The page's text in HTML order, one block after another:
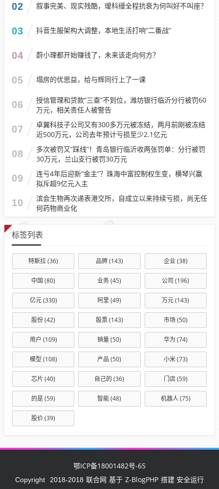
02 叙事完美、现实残酷，瑷科缦全程抗衰为何叫好不叫座？
03 抖音生服架构大调整，本地生活打响“二番战”
04 蔚小理都开始赚钱了，未来该走向何方？
05 塌房的优思益，给与辉同行上了一课
06
授信管理和贷款“三查”不到位，潍坊银行临沂分行被罚60
万元，相关责任人被警告
07
卓翼科技子公司又有300多万元被冻结，两月前刚被冻结
近500万元，公司去年预计亏损至少2.1亿元
08
多次被罚又“踩线”！青岛银行临沂收两张罚单：分行被罚
30万元，兰山支行被罚30万元
09
连亏4年后迎新“金主”？珠海中富控制权生变，横琴兴赢
拟斥超9亿元入主
10
滨会生物再次递表港交所，自成立以来持续亏损，尚无任
何药物商业化
标签列表
特斯拉(36) 品牌(143) 企业(38)
中国 (80) 业务(45) 公司 (196)
亿元(330) 阿里 (49) 万元(143)
股份(42) 股票(143) 市场(50)
用户 (109) 销量(50) 华为 (74)
模型 (108) 产品 (50) 小米(73)
芯片 (40) 自己的 (36) 门店(59)
的是(59) 智能(48) 机器人(75)
股价(39)
鄂ICP备18001482号-65
Copyright 2018-2018 联合网 基于 Z-BlogPHP 搭建 安全运行